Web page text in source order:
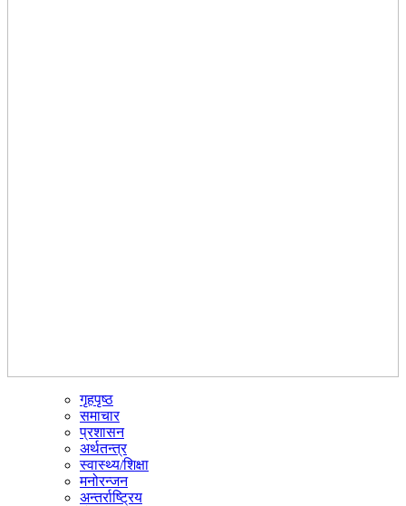
गृहपृष्ठ
समाचार
प्रशासन
अर्थतन्त्र
स्वास्थ्य/शिक्षा
मनोरन्जन
अन्तर्राष्ट्रिय